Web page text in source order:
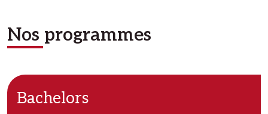
Nos programmes
Bachelors